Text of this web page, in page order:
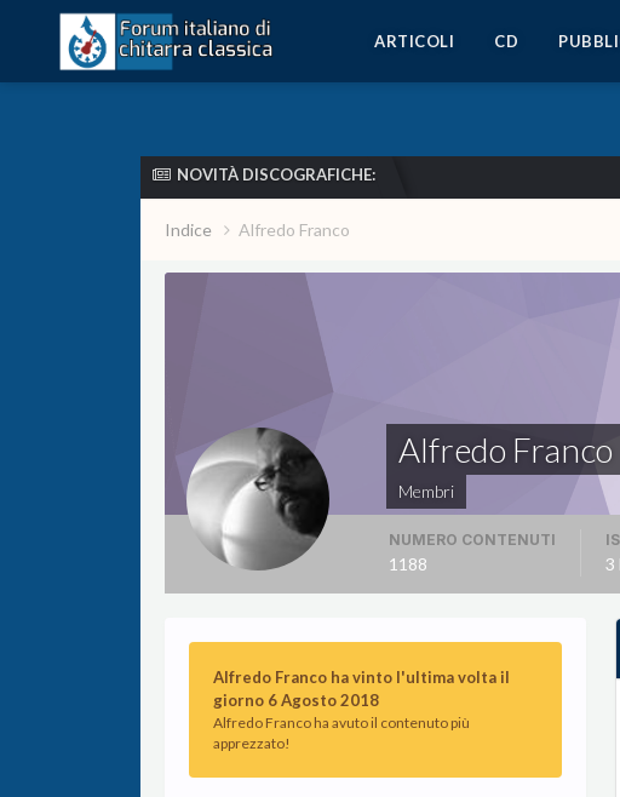
ARTICOLI CD
NOVITÀ DISCOGRAFICHE:
Indice Alfredo Franco
Alfredo Franco
Membri
NUMERO CONTENUTI
1188 3
Alfredo Franco ha vinto l'ultima volta il
giorno 6 Agosto 2018
Alfredo Franco ha avuto il contenuto più
apprezzato!